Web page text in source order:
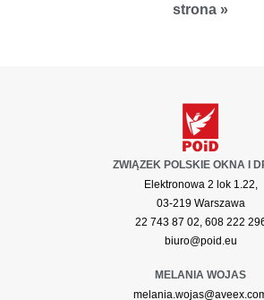
strona »
ZWIĄZEK POLSKIE OKNA I
Elektronowa 2 lok 1.22,
03-219 Warszawa
22 743 87 02, 608 222
biuro@poid.eu
MELANIA WOJAS